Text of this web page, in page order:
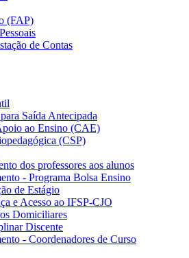
(FAP)
de Contas
Saída Antecipada
ao Ensino (CAE)
(CSP)
dos professores aos alunos
- Programa Bolsa Ensino
de Estágio
e Acesso ao IFSP-CJO
Domiciliares
Discente
- Coordenadores de Curso